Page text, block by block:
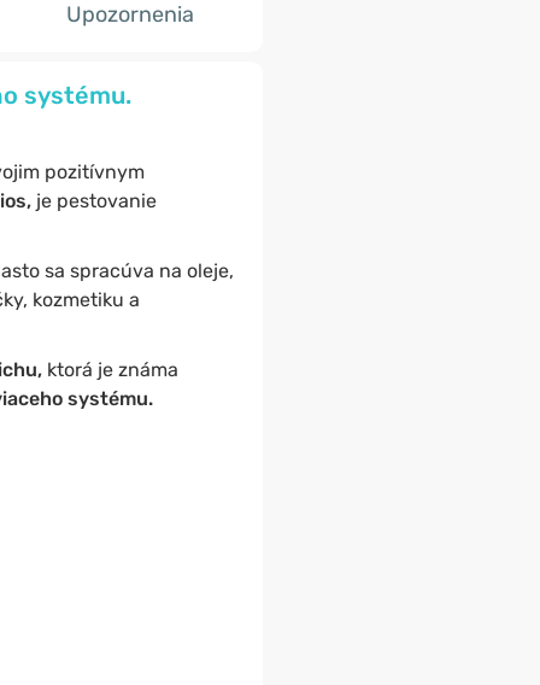
Upozornenia
systému.
pozitívnym
je pestovanie
sa spracúva na oleje,
kozmetiku a
ktorá je známa
systému.